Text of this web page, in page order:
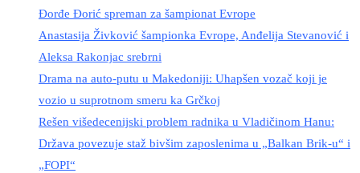
Đorđe Đorić spreman za šampionat Evrope
Anastasija Živković šampionka Evrope, Anđelija Stevanović i
Aleksa Rakonjac srebrni
Drama na auto-putu u Makedoniji: Uhapšen vozač koji je
vozio u suprotnom smeru ka Grčkoj
Rešen višedecenijski problem radnika u Vladičinom Hanu:
Država povezuje staž bivšim zaposlenima u „Balkan Brik-u“ i
„FOPI“